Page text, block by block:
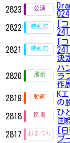
2823
024
2822
[
24]
2821
[
決
2820
ハ
ラ
作
2819
K
の
2818
ひ
国
2817
[
ブ